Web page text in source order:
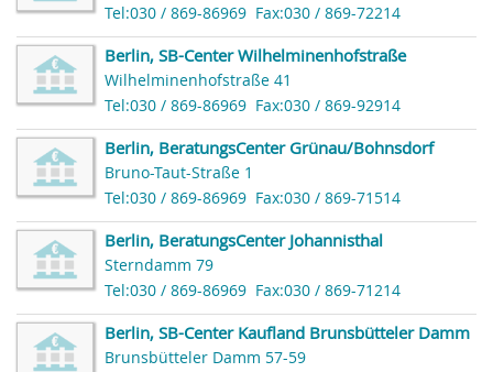
Tel:030 / 869-86969 Fax:030 / 869-72214
Berlin, SB-Center Wilhelminenhofstraße
Wilhelminenhofstraße 41
Tel:030 / 869-86969 Fax:030 / 869-92914
Berlin, BeratungsCenter Grünau/Bohnsdorf
Bruno-Taut-Straße 1
Tel:030 / 869-86969 Fax:030 / 869-71514
Berlin, BeratungsCenter Johannisthal
Sterndamm 79
Tel:030 / 869-86969 Fax:030 / 869-71214
Berlin, SB-Center Kaufland Brunsbütteler Damm
Brunsbütteler Damm 57-59